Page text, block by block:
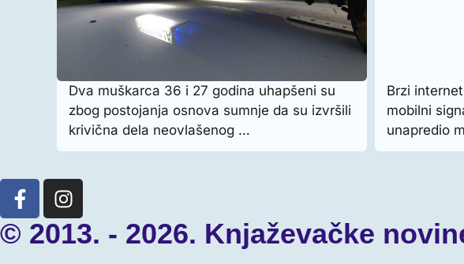
Dva muškarca 36 i 27 godina uhapšeni su
zbog postojanja osnova sumnje da su izvršili
krivična dela neovlašenog …
Brzi
mobilni
unapredio
© 2013. - 2026. Knjaževačke